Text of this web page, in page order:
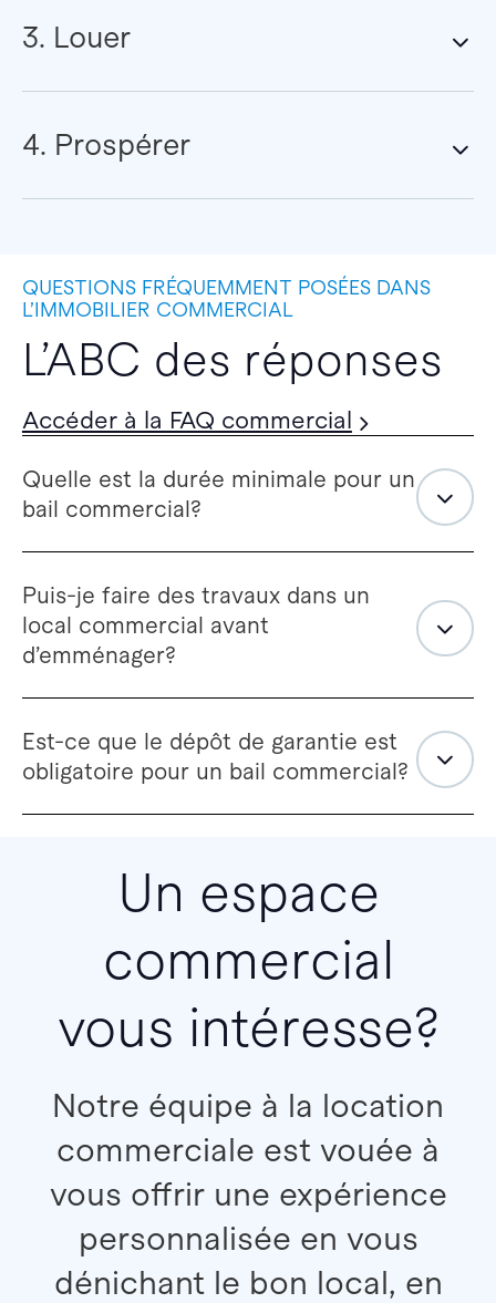
3. Louer
4. Prospérer
QUESTIONS FRÉQUEMMENT POSÉES DANS
L’IMMOBILIER COMMERCIAL
L’ABC des réponses
Accéder à la FAQ commercial
Quelle est la durée minimale pour un
bail commercial?
Puis-je faire des travaux dans un
local commercial avant
d’emménager?
Est-ce que le dépôt de garantie est
obligatoire pour un bail commercial?
Un espace
commercial
vous intéresse?
Notre équipe à la location
commerciale est vouée à
vous offrir une expérience
personnalisée en vous
dénichant le bon local, en